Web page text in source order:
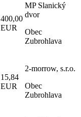
400,00
EUR
MP Slanický
dvor
Obec
Zubrohlava
15,84
EUR
2-morrow, s.r.o.
Obec
Zubrohlava